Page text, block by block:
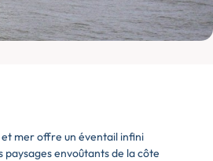
mer offre un éventail infini
envoûtants de la côte